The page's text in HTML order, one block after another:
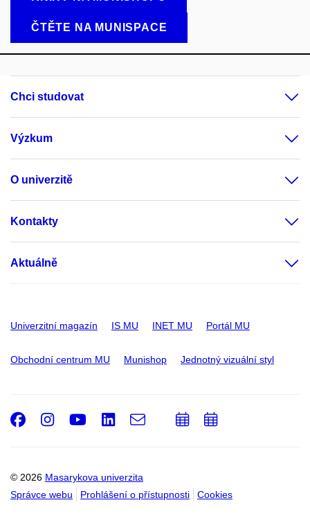
ČTĚTE NA MUNISPACE
Chci studovat
Výzkum
O univerzitě
Kontakty
Aktuálně
Univerzitní magazín IS MU INET MU Portál MU
Obchodní centrum MU Munishop Jednotný vizuální styl
© 2026 Masarykova univerzita
Správce webu
Prohlášení o přístupnosti Cookies
Facebook
Instagram
Youtube
LinkedIn
e-
PřidatPřidat